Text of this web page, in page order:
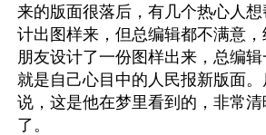
来的版面很落后，有几个热心人
计出图样来，但总编辑都不满意
朋友设计了一份图样出来，总编
就是自己心目中的人民报新版面
说，这是他在梦里看到的，非常
了。